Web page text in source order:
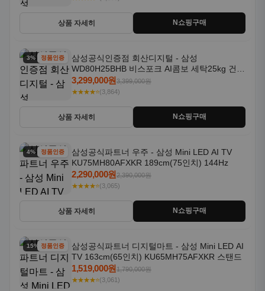
상품 자세히 N쇼핑구매
3% 할인정품인증
삼성공식인증점 회산디지털 - 삼성
WD80H25BHB 비스포크 AI콤보 세탁25kg 건조
18kg 26년형 일체형 1등급
3,299,000원3,399,000원
★★★★⭐(3,864)
상품 자세히 N쇼핑구매
4% 할인정품인증
삼성공식파트너 우주 - 삼성 Mini LED AI TV
KU75MH80AFXKR 189cm(75인치) 144Hz
2,290,000원2,390,000원
★★★★⭐(3,065)
상품 자세히 N쇼핑구매
15% 할인정품인증
삼성공식파트너 디지털마트 - 삼성 Mini LED AI
TV 163cm(65인치) KU65MH75AFXKR 스탠드
1,519,000원1,790,000원
★★★★⭐(3,061)